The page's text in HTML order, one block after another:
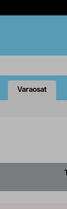
Varaosat